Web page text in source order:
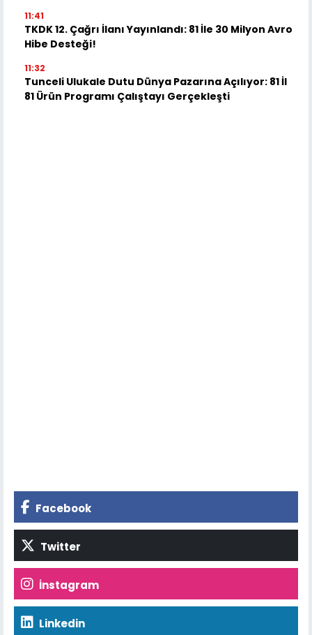
11:41
TKDK 12. Çağrı İlanı Yayınlandı: 81 İle 30 Milyon Avro
Hibe Desteği!
11:32
Tunceli Ulukale Dutu Dünya Pazarına Açılıyor: 81 İl
81 Ürün Programı Çalıştayı Gerçekleşti
Facebook
Twitter
İnstagram
Linkedin